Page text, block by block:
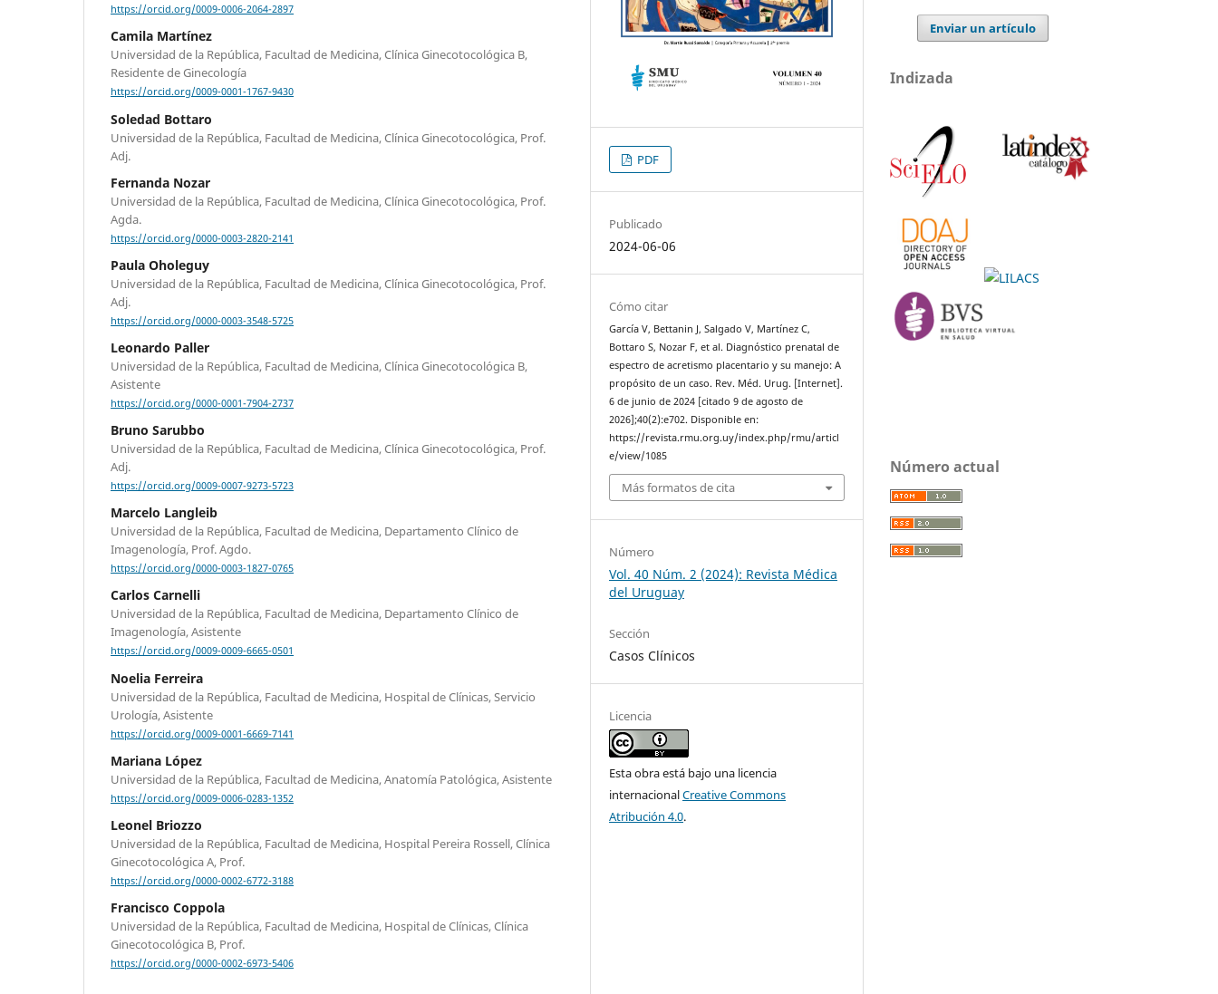
https://orcid.org/0009-0006-2064-2897
Camila Martínez
Universidad de la República, Facultad de Medicina, Clínica Ginecotocológica B,
Residente de Ginecología
https://orcid.org/0009-0001-1767-9430
Soledad Bottaro
Universidad de la República, Facultad de Medicina, Clínica Ginecotocológica, Prof.
Adj.
Fernanda Nozar
Universidad de la República, Facultad de Medicina, Clínica Ginecotocológica, Prof.
Agda.
https://orcid.org/0000-0003-2820-2141
Paula Oholeguy
Universidad de la República, Facultad de Medicina, Clínica Ginecotocológica, Prof.
Adj.
https://orcid.org/0000-0003-3548-5725
Leonardo Paller
Universidad de la República, Facultad de Medicina, Clínica Ginecotocológica B,
Asistente
https://orcid.org/0000-0001-7904-2737
Bruno Sarubbo
Universidad de la República, Facultad de Medicina, Clínica Ginecotocológica, Prof.
Adj.
https://orcid.org/0009-0007-9273-5723
Marcelo Langleib
Universidad de la República, Facultad de Medicina, Departamento Clínico de
Imagenología, Prof. Agdo.
https://orcid.org/0000-0003-1827-0765
Carlos Carnelli
Universidad de la República, Facultad de Medicina, Departamento Clínico de
Imagenología, Asistente
https://orcid.org/0009-0009-6665-0501
Noelia Ferreira
Universidad de la República, Facultad de Medicina, Hospital de Clínicas, Servicio
Urología, Asistente
https://orcid.org/0009-0001-6669-7141
Mariana López
Universidad de la República, Facultad de Medicina, Anatomía Patológica, Asistente
https://orcid.org/0009-0006-0283-1352
Leonel Briozzo
Universidad de la República, Facultad de Medicina, Hospital Pereira Rossell, Clínica
Ginecotocológica A, Prof.
https://orcid.org/0000-0002-6772-3188
Francisco Coppola
Universidad de la República, Facultad de Medicina, Hospital de Clínicas, Clínica
Ginecotocológica B, Prof.
https://orcid.org/0000-0002-6973-5406
PDF
Publicado
2024-06-06
Cómo citar
García V, Bettanin J, Salgado V, Martínez C,
Bottaro S, Nozar F, et al. Diagnóstico prenatal de
espectro de acretismo placentario y su manejo: A
propósito de un caso. Rev. Méd. Urug. [Internet].
6 de junio de 2024 [citado 9 de agosto de
2026];40(2):e702. Disponible en:
https://revista.rmu.org.uy/index.php/rmu/articl
e/view/1085
Más formatos de cita
Número
Vol. 40 Núm. 2 (2024): Revista Médica
del Uruguay
Sección
Casos Clínicos
Licencia
Esta obra está bajo una licencia
internacionalCreative Commons
Atribución 4.0.
Enviar un artículo
Indizada
Número actual